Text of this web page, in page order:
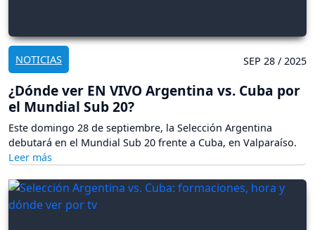
NOTICIAS SEP 28 / 2025
¿Dónde ver EN VIVO Argentina vs. Cuba por
el Mundial Sub 20?
Este domingo 28 de septiembre, la Selección Argentina
debutará en el Mundial Sub 20 frente a Cuba, en Valparaíso.